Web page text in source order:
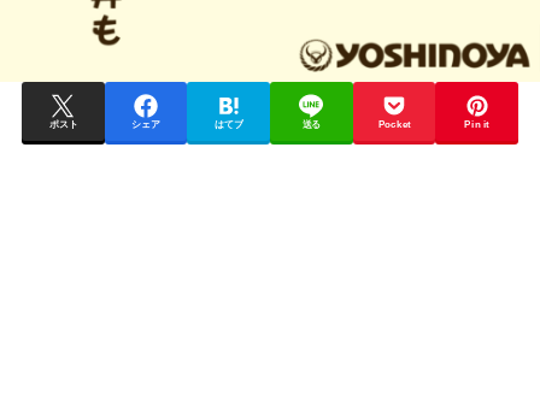
ポスト シェア はてブ 送る Pocket Pin it